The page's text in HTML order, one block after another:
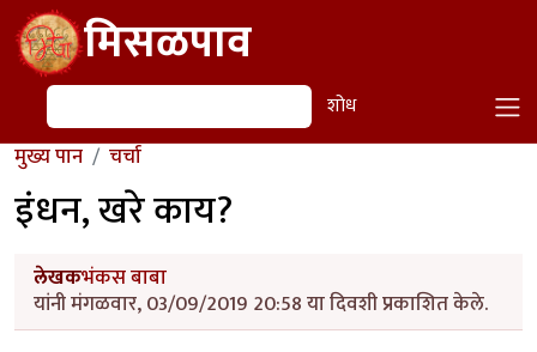
Skip to main contentमिसळपाव
शोध शोध
मुख्य पान चर्चा
इंधन, खरे काय?
लेखकभंकस बाबा
यांनी मंगळवार, 03/09/2019 20:58 या दिवशी प्रकाशित केले.